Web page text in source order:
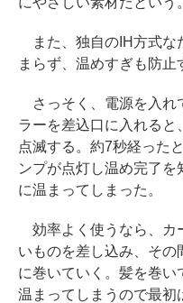
また、独自のIH方式な
まらず、温めすぎも防止
さっそく、電源を入れ
ラーを差込口に入れると
点滅する。約7秒経った
ンプが点灯し温め完了を
に温まってしまった。
効率よく使うなら、カ
いものを差し込み、そ
に巻いていく。髪を巻い
温まってしまうので最初